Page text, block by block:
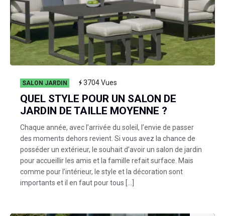
SALON JARDIN 3704Vues
QUEL STYLE POUR UN SALON DE
JARDIN DE TAILLE MOYENNE ?
Chaque année, avec l’arrivée du soleil, l’envie de passer
des moments dehors revient. Si vous avez la chance de
posséder un extérieur, le souhait d’avoir un salon de jardin
pour accueillir les amis et la famille refait surface. Mais
comme pour l’intérieur, le style et la décoration sont
importants et il en faut pour tous […]